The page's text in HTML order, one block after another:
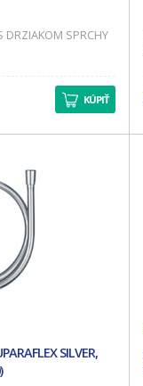
DRZIAKOM SPRCHY
KÚPIŤ
SILVER,